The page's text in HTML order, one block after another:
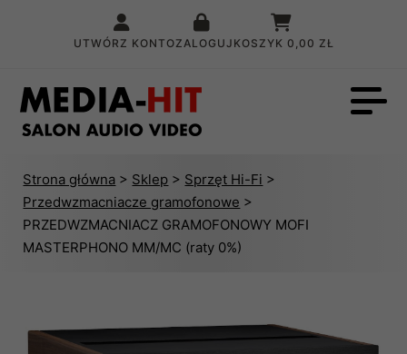
UTWÓRZ KONTOZALOGUJ KOSZYK 0,00 ZŁ
Strona główna > Sklep > Sprzęt Hi-Fi >
Przedwzmacniacze gramofonowe >
PRZEDWZMACNIACZ GRAMOFONOWY MOFI
MASTERPHONO MM/MC (raty 0%)